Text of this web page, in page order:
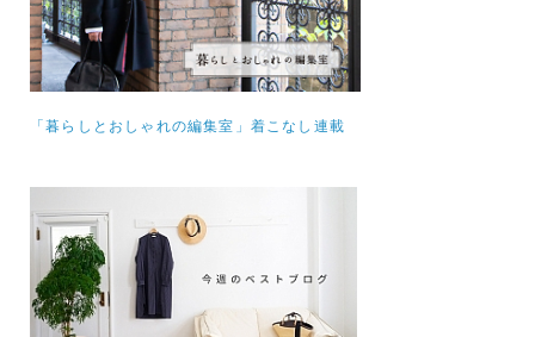
「暮らしとおしゃれの編集室」着こなし連載